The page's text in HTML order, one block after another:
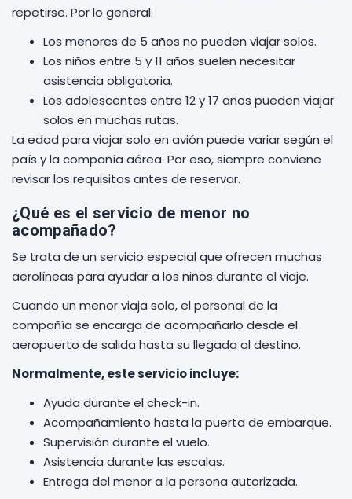
repetirse. Por lo general:
Los menores de 5 años no pueden viajar solos.
Los niños entre 5 y 11 años suelen necesitar
asistencia obligatoria.
Los adolescentes entre 12 y 17 años pueden viajar
solos en muchas rutas.
La edad para viajar solo en avión puede variar según el
país y la compañía aérea. Por eso, siempre conviene
revisar los requisitos antes de reservar.
¿Qué es el servicio de menor no
acompañado?
Se trata de un servicio especial que ofrecen muchas
aerolíneas para ayudar a los niños durante el viaje.
Cuando un menor viaja solo, el personal de la
compañía se encarga de acompañarlo desde el
aeropuerto de salida hasta su llegada al destino.
Normalmente, este servicio incluye:
Ayuda durante el check-in.
Acompañamiento hasta la puerta de embarque.
Supervisión durante el vuelo.
Asistencia durante las escalas.
Entrega del menor a la persona autorizada.